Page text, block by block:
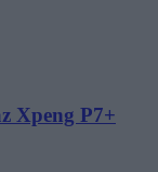
Xpeng P7+